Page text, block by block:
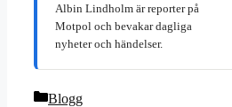
Albin Lindholm är reporter på
Motpol och bevakar dagliga
nyheter och händelser.
Kategorier
Blogg